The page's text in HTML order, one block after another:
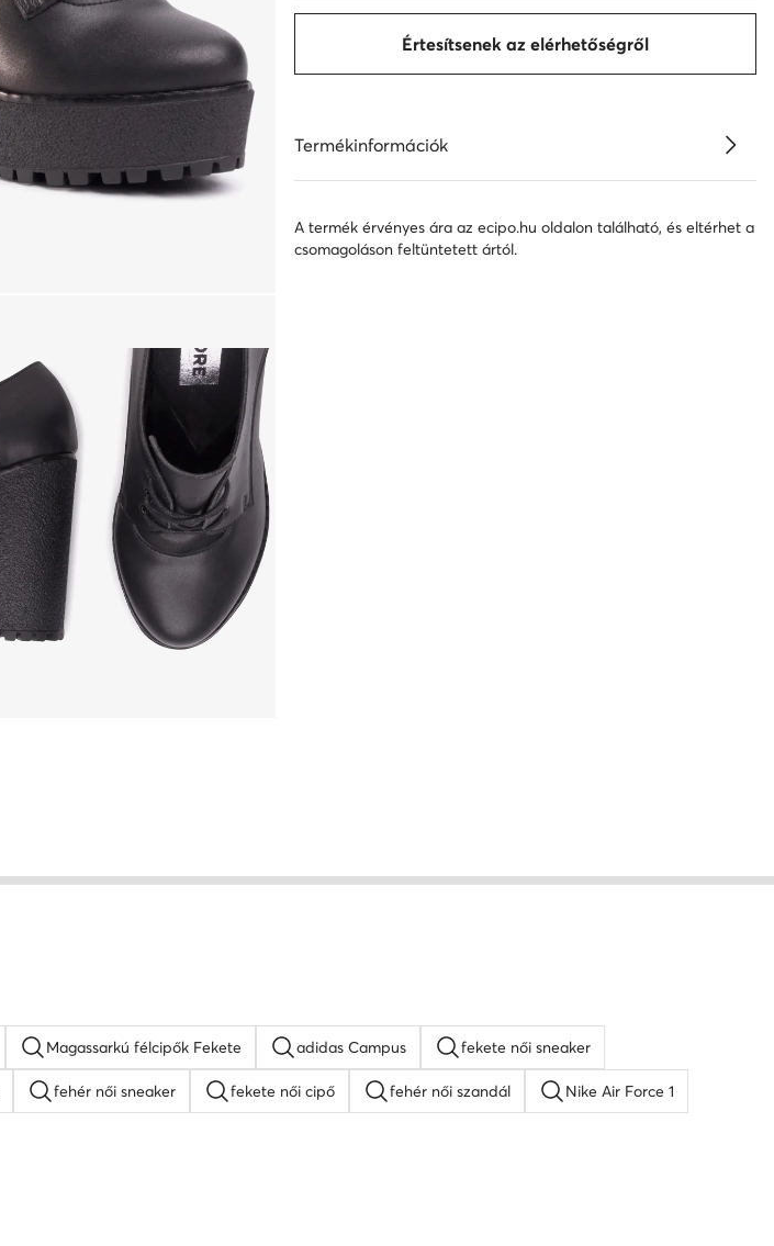
Értesítsenek az elérhetőségről
Termékinformációk
A termék érvényes ára az ecipo.hu oldalon található, és eltérhet a
csomagoláson feltüntetett ártól.
Magassarkú félcipők Fekete adidas Campus fekete női sneaker
fehér női sneaker fekete női cipő fehér női szandál Nike Air Force 1